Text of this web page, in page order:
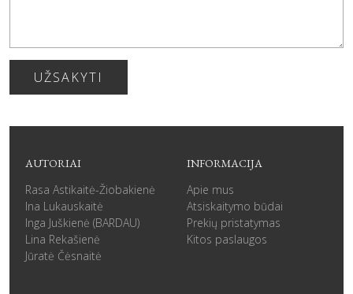
UŽSAKYTI
AUTORIAI
Rasa Astikaitė-Žiobakienė
Ina Lukauskaitė
Inga Juškienė (BARDAU)
Lina Rekašienė
Jūratė Čėsnaitė
INFORMACIJA
Apie mus
Atsiskaitymo būdai
Prekių pristatymas
Kitos paslaugos